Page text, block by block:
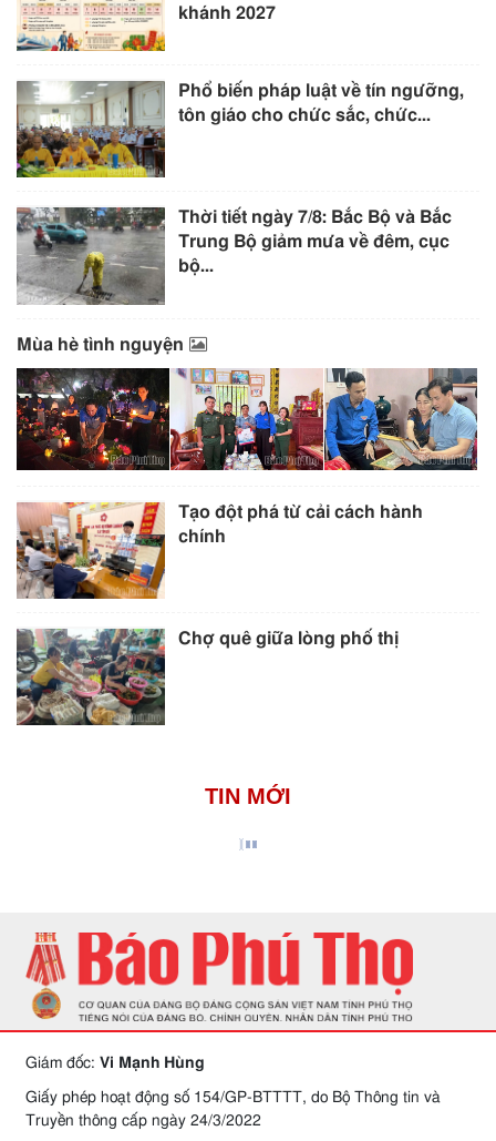
khánh 2027
Phổ biến pháp luật về tín ngưỡng,
tôn giáo cho chức sắc, chức...
Thời tiết ngày 7/8: Bắc Bộ và Bắc
Trung Bộ giảm mưa về đêm, cục
bộ...
Mùa hè tình nguyện
Tạo đột phá từ cải cách hành
chính
Chợ quê giữa lòng phố thị
TIN MỚI
Giám đốc: Vi Mạnh Hùng
Giấy phép hoạt động số 154/GP-BTTTT, do Bộ Thông tin và
Truyền thông cấp ngày 24/3/2022